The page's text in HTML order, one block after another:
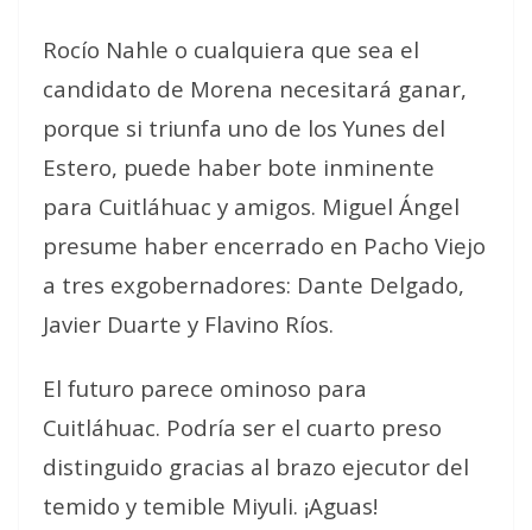
Rocío Nahle o cualquiera que sea el
candidato de Morena necesitará ganar,
porque si triunfa uno de los Yunes del
Estero, puede haber bote inminente
para Cuitláhuac y amigos. Miguel Ángel
presume haber encerrado en Pacho Viejo
a tres exgobernadores: Dante Delgado,
Javier Duarte y Flavino Ríos.
El futuro parece ominoso para
Cuitláhuac. Podría ser el cuarto preso
distinguido gracias al brazo ejecutor del
temido y temible Miyuli. ¡Aguas!